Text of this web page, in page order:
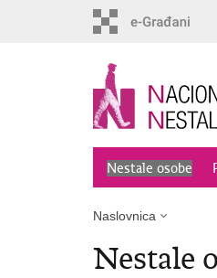
Nestale osobe
Naslovnica
Nestale